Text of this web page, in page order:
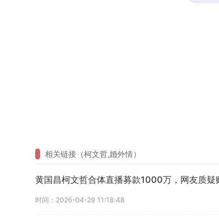
相关链接（柯文哲,婚外情）
黄国昌柯文哲合体直播募款1000万，网友质疑
时间：2026-04-29 11:18:48